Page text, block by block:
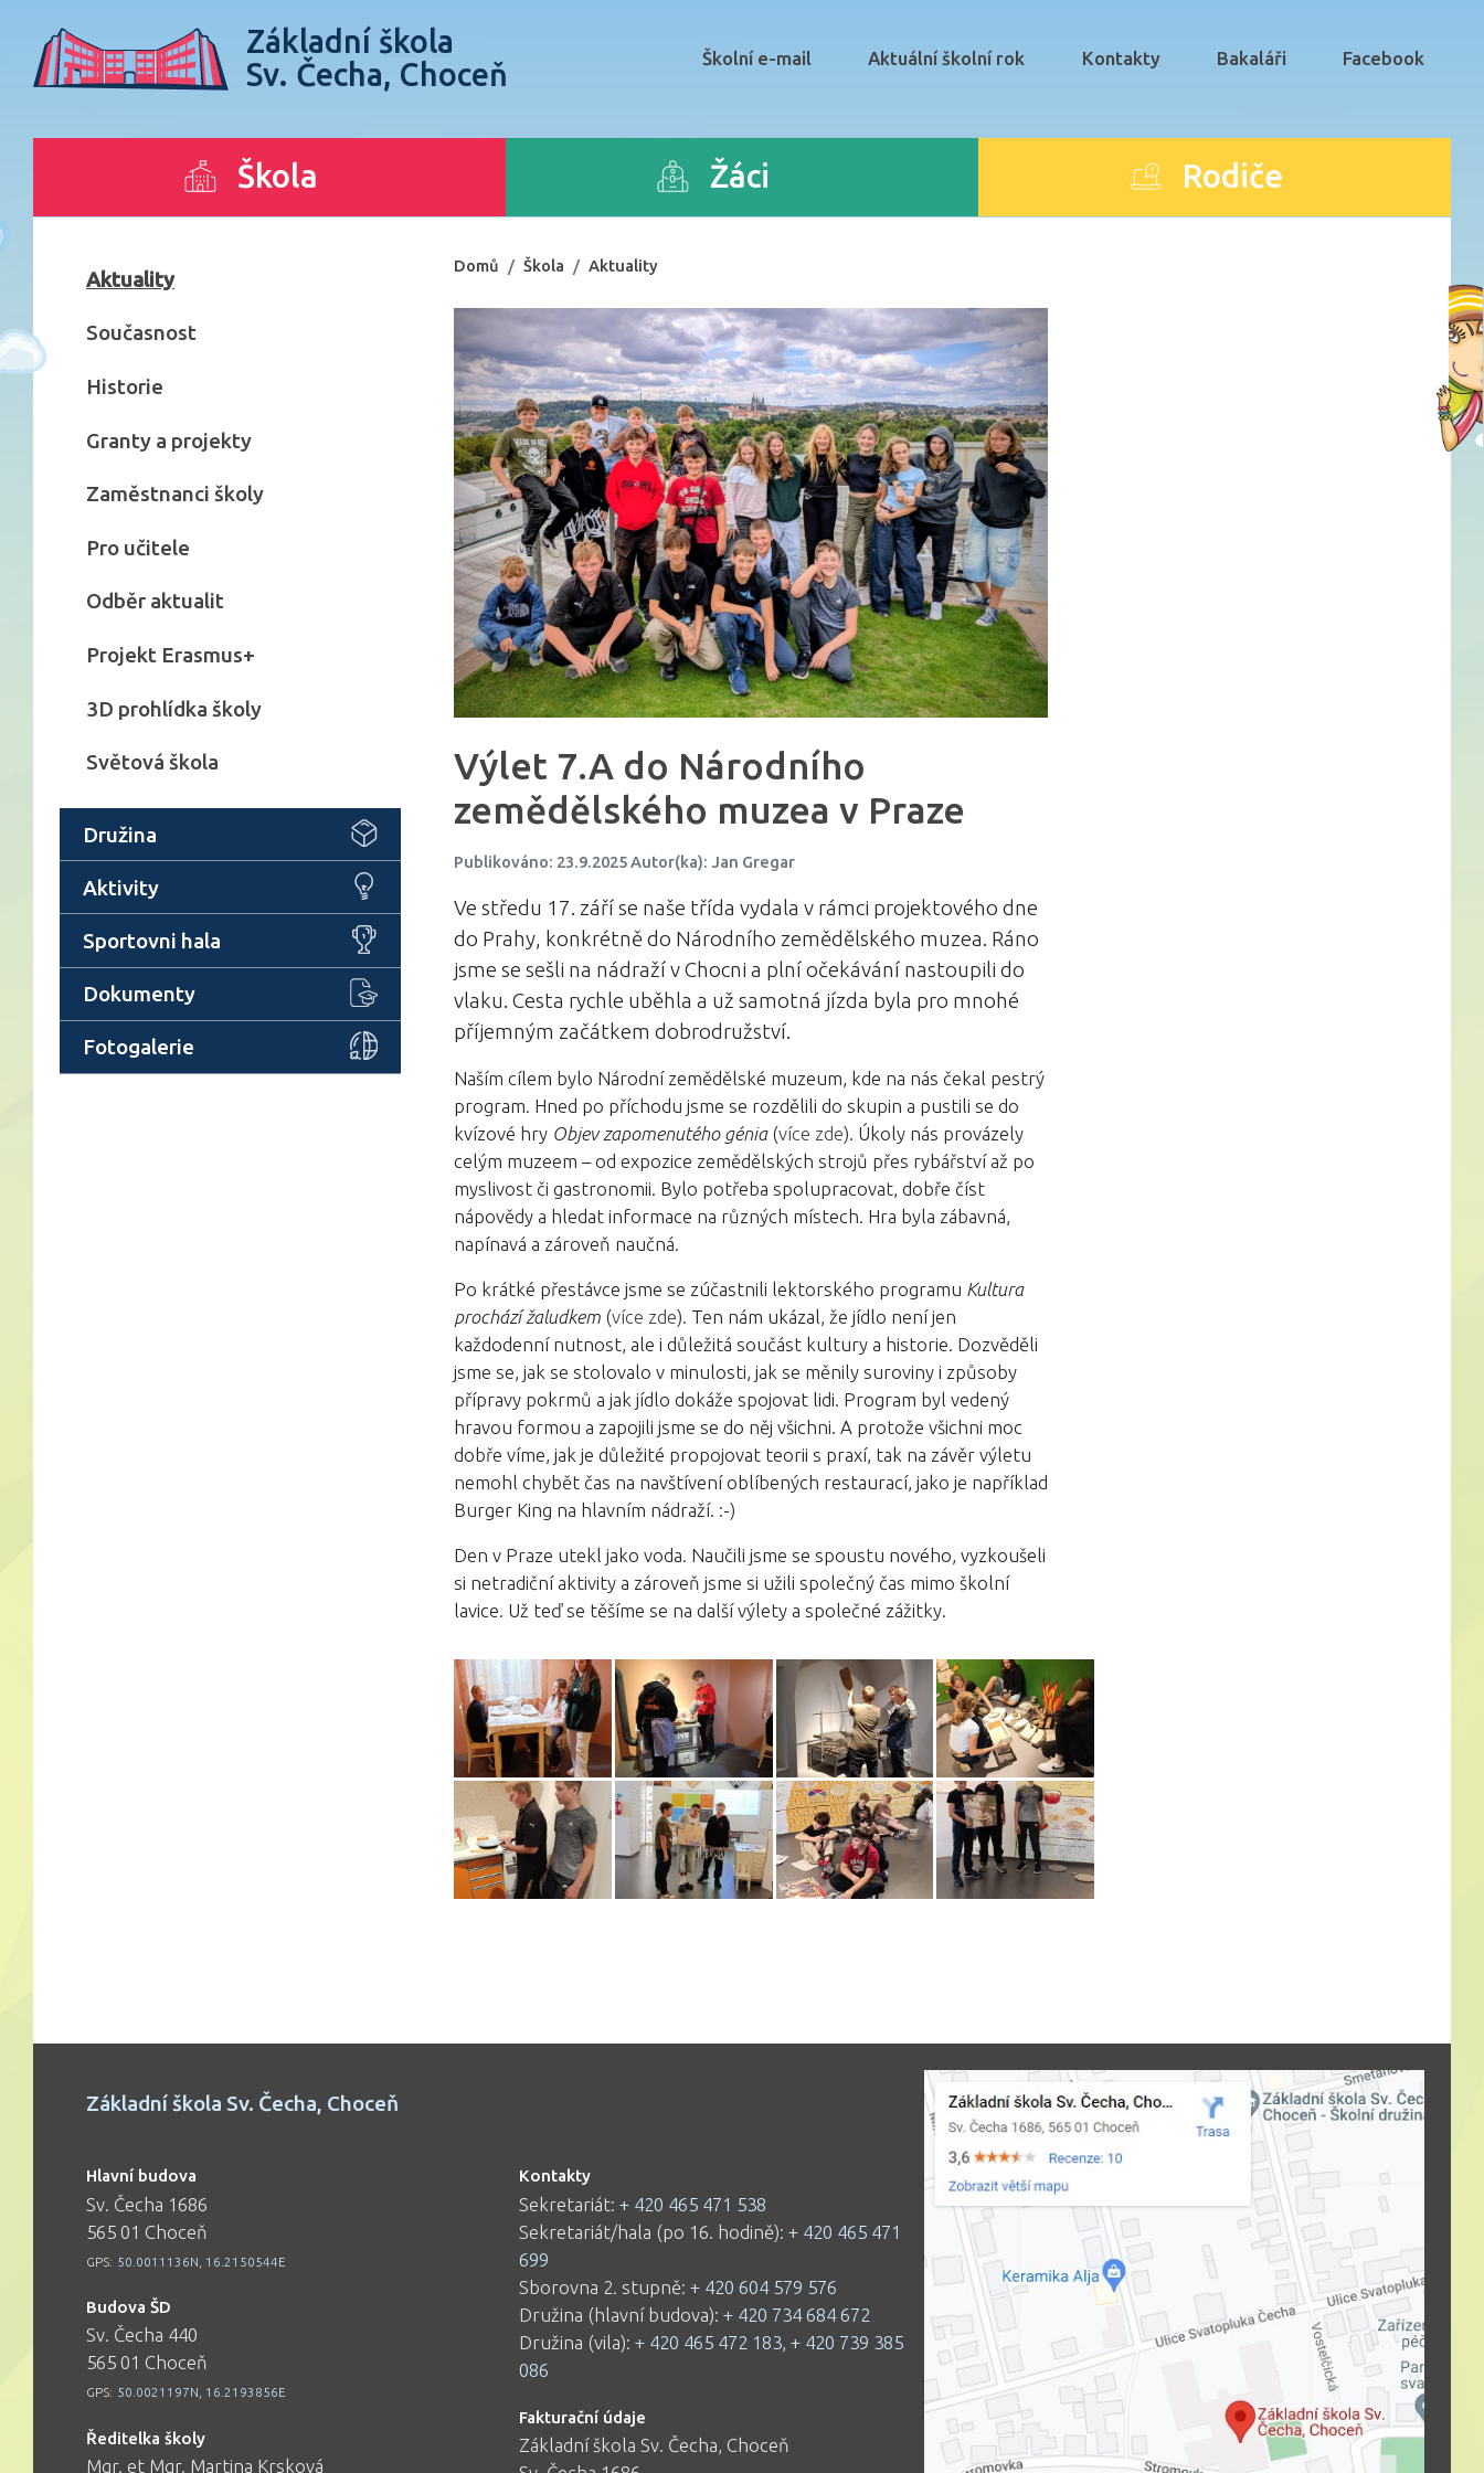
Základní škola
Sv. Čecha, Choceň
Školní e-mail Aktuální školní rok Kontakty Bakaláři Facebook
Škola Žáci Rodiče
Aktuality
Současnost
Historie
Granty a projekty
Zaměstnanci školy
Pro učitele
Odběr aktualit
Projekt Erasmus+
3D prohlídka školy
Světová škola
Družina
Aktivity
Sportovni hala
Dokumenty
Fotogalerie
Domů Škola Aktuality
Výlet 7.A do Národního
zemědělského muzea v Praze
Publikováno: 23.9.2025 Autor(ka): Jan Gregar
Ve středu 17. září se naše třída vydala v rámci projektového dne
do Prahy, konkrétně do Národního zemědělského muzea. Ráno
jsme se sešli na nádraží v Chocni a plní očekávání nastoupili do
vlaku. Cesta rychle uběhla a už samotná jízda byla pro mnohé
příjemným začátkem dobrodružství.
Naším cílem bylo Národní zemědělské muzeum, kde na nás čekal pestrý
program. Hned po příchodu jsme se rozdělili do skupin a pustili se do
kvízové hry Objev zapomenutého génia(více zde). Úkoly nás provázely
celým muzeem – od expozice zemědělských strojů přes rybářství až po
myslivost či gastronomii. Bylo potřeba spolupracovat, dobře číst
nápovědy a hledat informace na různých místech. Hra byla zábavná,
napínavá a zároveň naučná.
Po krátké přestávce jsme se zúčastnili lektorského programu Kultura
prochází žaludkem (více zde). Ten nám ukázal, že jídlo není jen
každodenní nutnost, ale i důležitá součást kultury a historie. Dozvěděli
jsme se, jak se stolovalo v minulosti, jak se měnily suroviny i způsoby
přípravy pokrmů a jak jídlo dokáže spojovat lidi. Program byl vedený
hravou formou a zapojili jsme se do něj všichni. A protože všichni moc
dobře víme, jak je důležité propojovat teorii s praxí, tak na závěr výletu
nemohl chybět čas na navštívení oblíbených restaurací, jako je například
Burger King na hlavním nádraží. :-)
Den v Praze utekl jako voda. Naučili jsme se spoustu nového, vyzkoušeli
si netradiční aktivity a zároveň jsme si užili společný čas mimo školní
lavice. Už teď se těšíme se na další výlety a společné zážitky.
Základní škola Sv. Čecha, Choceň
Hlavní budova
Sv. Čecha 1686
565 01 Choceň
GPS: 50.0011136N, 16.2150544E
Budova ŠD
Sv. Čecha 440
565 01 Choceň
GPS: 50.0021197N, 16.2193856E
Ředitelka školy
Mgr. et Mgr. Martina Krsková
Kontakty
Sekretariát:+ 420 465 471 538
Sekretariát/hala (po 16. hodině):+ 420 465 471
699
Sborovna 2. stupně:+ 420 604 579 576
Družina (hlavní budova):+ 420 734 684 672
Družina (vila):+ 420 465 472 183 ,+ 420 739 385
086
Fakturační údaje
Základní škola Sv. Čecha, Choceň